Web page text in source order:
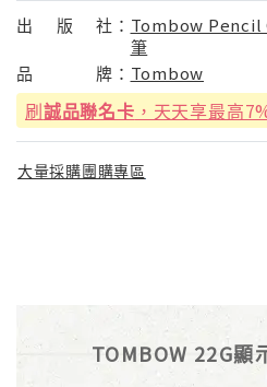
出 版 社： Tombow Pencil
筆
品
牌： Tombow
刷誠品聯名卡 ，天天享最高
大量採購團購專區
TOMBOW 22G顯